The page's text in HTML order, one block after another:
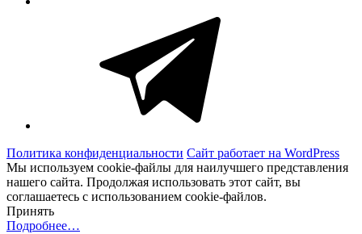
Политика конфиденциальности Сайт работает на WordPress
Мы используем cookie-файлы для наилучшего представления
нашего сайта. Продолжая использовать этот сайт, вы
соглашаетесь с использованием cookie-файлов.
Принять
Подробнее…